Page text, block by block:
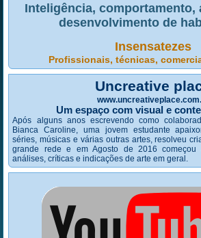
Inteligência, comportamento,
desenvolvimento de
Insensatezes
Profissionais, técnicas,
Uncreative
Um espaço com visual e
Após alguns anos escrevendo como
Bianca Caroline, uma jovem estudante
séries, músicas e várias outras artes, resolveu
grande rede e em Agosto de 2016 começou
análises, críticas e indicações de arte em geral.